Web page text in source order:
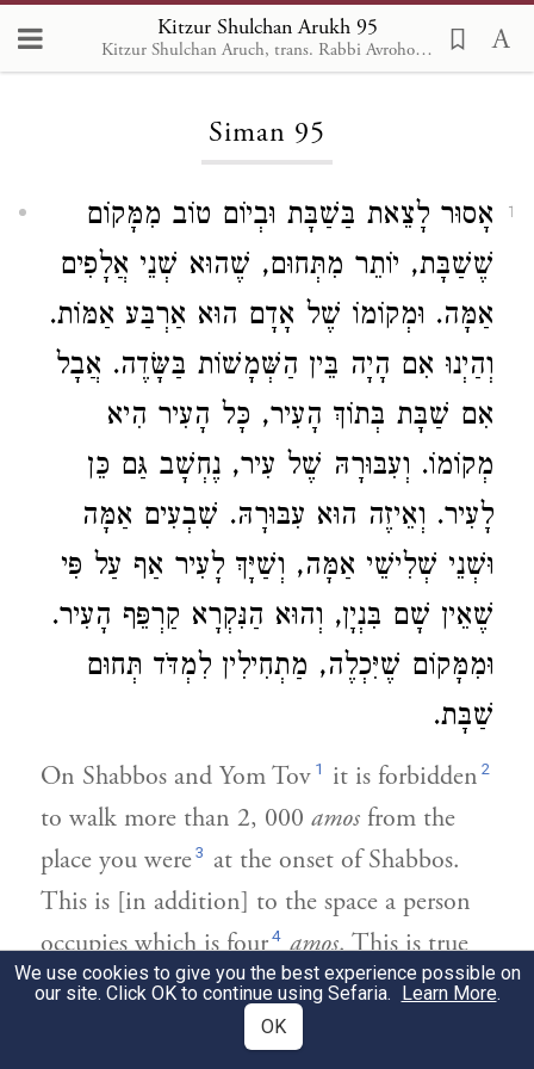
Kitzur Shulchan Arukh 95
Kitzur Shulchan Aruch, trans. Rabbi Avrohom Davis, Metsudah Pub., 1996
Loading...
Siman 95
1
אָסוּר לָצֵאת בַּשַׁבָּת וּבְיוֹם טוֹב מִמָּקוֹם
שֶׁשַׁבָּת, יוֹתֵר מִתְּחוּם, שֶׁהוּא שְׁנֵי אֲלָפִים
אַמָּה. וּמְקוֹמוֹ שֶׁל אָדָם הוּא אַרְבַּע אַמּוֹת.
וְהַיְנוּ אִם הָיָה בֵּין הַשְּׁמָשׁוֹת בַּשָּׂדֶה. אֲבָל
אִם שַׁבָּת בְּתוֹךְ הָעִיר, כָּל הָעִיר הִיא
מְקוֹמוֹ. וְעִבּוּרָהּ שֶׁל עִיר, נֶחְשָׁב גַּם כֵּן
לָעִיר. וְאֵיזֶה הוּא עִבּוּרָהּ. שִׁבְעִים אַמָּה
וּשְׁנֵי שְׁלִישֵׁי אַמָּה, וְשַׁיָּךְ לָעִיר אַף עַל פִּי
שֶׁאֵין שָׁם בִּנְיָן, וְהוּא הַנִּקְרָא קַרְפֵּף הָעִיר.
וּמִמָּקוֹם שֶׁיִּכְלֶה, מַתְחִילִין לִמְדֹּד תְּחוּם
שַׁבָּת.
On Shabbos and Yom Tov 1 it is forbidden 2
to walk more than 2, 000 amos from the
place you were3 at the onset of Shabbos.
This is [in addition] to the space a person
occupies which is four4 amos. This is true
only if you happen to be in the field at
but if you stayed in a city
We use cookies to give you the best experience possible on
our site. Click OK to continue using Sefaria. Learn More.
OK